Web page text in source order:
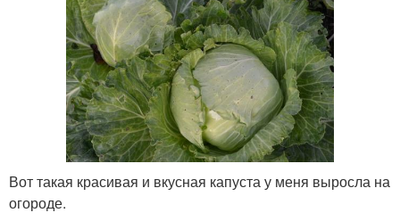
Вот такая красивая и вкусная капуста у меня выросла на
огороде.